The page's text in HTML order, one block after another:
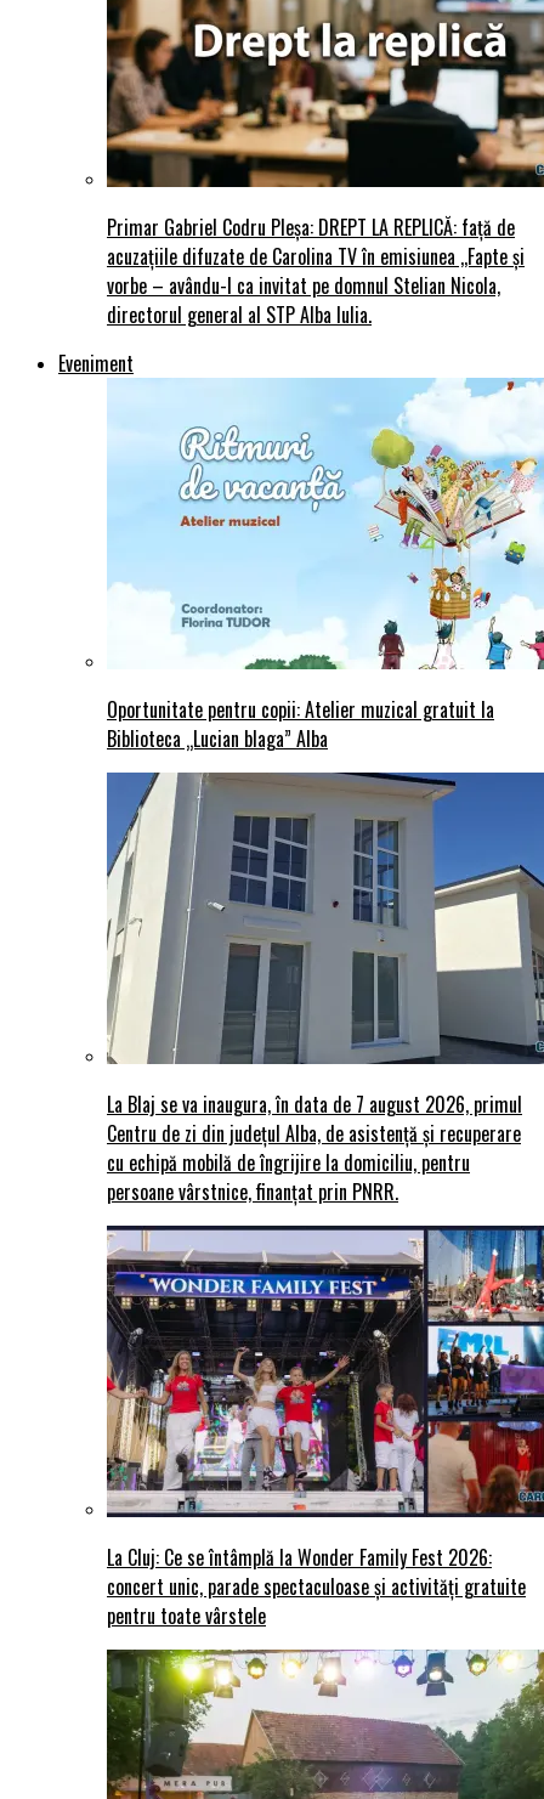
Primar Gabriel Codru Pleșa: DREPT LA REPLICĂ: față de
acuzațiile difuzate de Carolina TV în emisiunea ,,Fapte și
vorbe – avându-l ca invitat pe domnul Stelian Nicola,
directorul general al STP Alba Iulia.
Eveniment
Oportunitate pentru copii: Atelier muzical gratuit la
Biblioteca „Lucian blaga” Alba
La Blaj se va inaugura, în data de 7 august 2026, primul
Centru de zi din județul Alba, de asistență și recuperare
cu echipă mobilă de îngrijire la domiciliu, pentru
persoane vârstnice, finanțat prin PNRR.
La Cluj: Ce se întâmplă la Wonder Family Fest 2026:
concert unic, parade spectaculoase și activități gratuite
pentru toate vârstele